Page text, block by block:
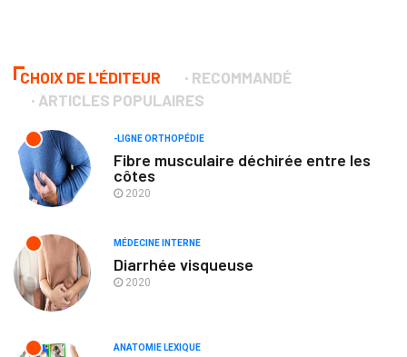
CHOIX DE L'ÉDITEUR
RECOMMANDÉ
ARTICLES POPULAIRES
-LIGNE ORTHOPÉDIE
Fibre musculaire déchirée entre les
côtes
2020
MÉDECINE INTERNE
Diarrhée visqueuse
2020
ANATOMIE LEXIQUE